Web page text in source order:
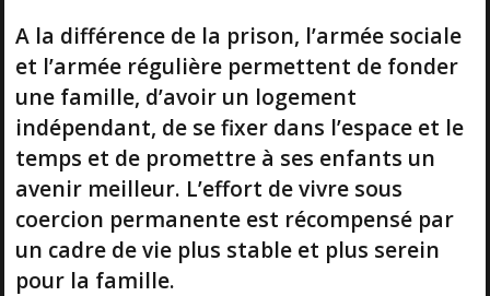
A la différence de la prison, l’armée sociale
et l’armée régulière permettent de fonder
une famille, d’avoir un logement
indépendant, de se fixer dans l’espace et le
temps et de promettre à ses enfants un
avenir meilleur. L’effort de vivre sous
coercion permanente est récompensé par
un cadre de vie plus stable et plus serein
pour la famille.